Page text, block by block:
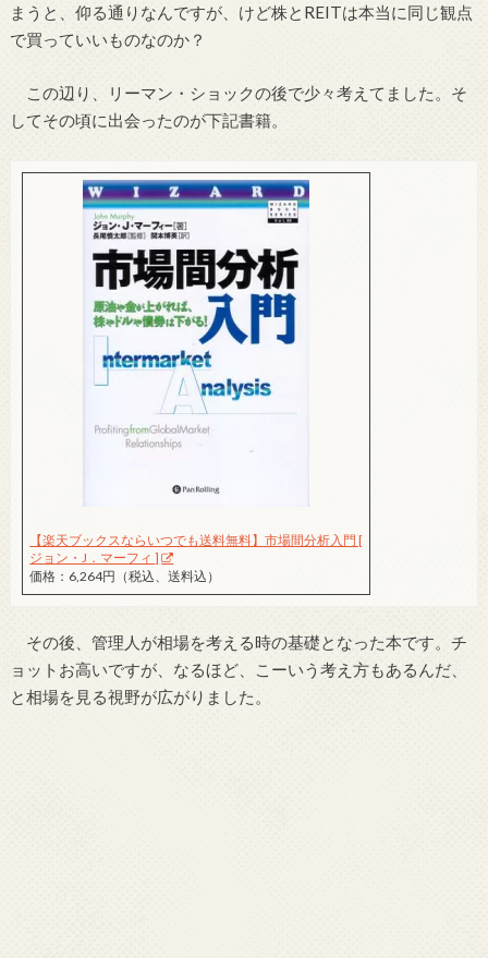
まうと、仰る通りなんですが、けど株とREITは本当に同じ観点
で買っていいものなのか？
この辺り、リーマン・ショックの後で少々考えてました。そ
してその頃に出会ったのが下記書籍。
【楽天ブックスならいつでも送料無料】市場間分析入門 [
ジョン・J．マーフィ ]
価格：6,264円（税込、送料込）
その後、管理人が相場を考える時の基礎となった本です。チ
ョットお高いですが、なるほど、こーいう考え方もあるんだ、
と相場を見る視野が広がりました。